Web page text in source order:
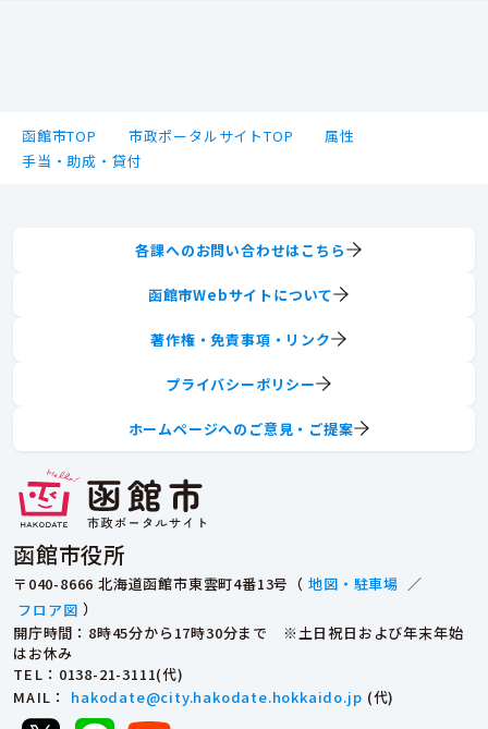
函館市TOP 市政ポータルサイトTOP
属性
手当・助成・貸付
函館市役所
〒040-8666 北海道函館市東雲町4番13号（ 地図・駐車場 ／
フロア図 ）
開庁時間：8時45分から17時30分まで ※土日祝日および年末年始
はお休み
TEL ：0138-21-3111(代)
MAIL ： hakodate@city.hakodate.hokkaido.jp (代)
各課へのお問い合わせはこちら
函館市Webサイトについて
著作権・免責事項・リンク
プライバシーポリシー
ホームページへのご意見・ご提案